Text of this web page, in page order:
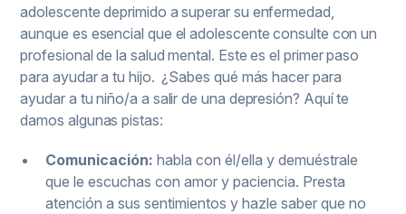
adolescente deprimido a superar su enfermedad,
aunque es esencial que el adolescente consulte con un
profesional de la salud mental. Este es el primer paso
para ayudar a tu hijo. ¿Sabes qué más hacer para
ayudar a tu niño/a a salir de una depresión? Aquí te
damos algunas pistas:
Comunicación: habla con él/ella y demuéstrale
que le escuchas con amor y paciencia. Presta
atención a sus sentimientos y hazle saber que no